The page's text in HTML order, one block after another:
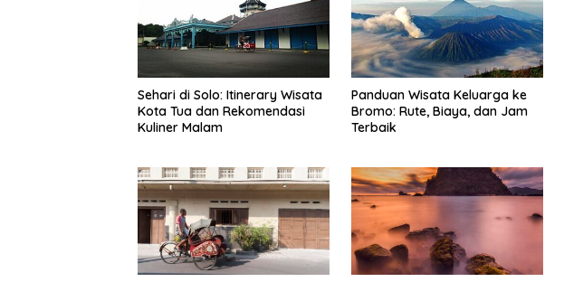
Sehari di Solo: Itinerary Wisata
Kota Tua dan Rekomendasi
Kuliner Malam
Panduan Wisata Keluarga ke
Bromo: Rute, Biaya, dan Jam
Terbaik